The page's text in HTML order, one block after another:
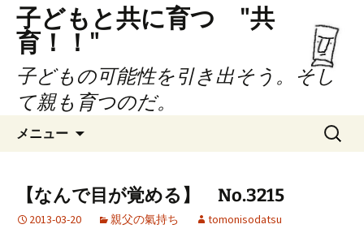
子どもと共に育つ "共
育！！"
子どもの可能性を引き出そう。そし
て親も育つのだ。
メニュー
ン
ツ
検
索:
【なんで目が覚める】 No.3215
2013-03-20 親父の氣持ち tomonisodatsu